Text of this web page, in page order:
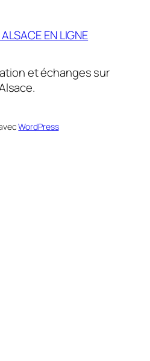
EN LIGNE
et échanges sur
WordPress